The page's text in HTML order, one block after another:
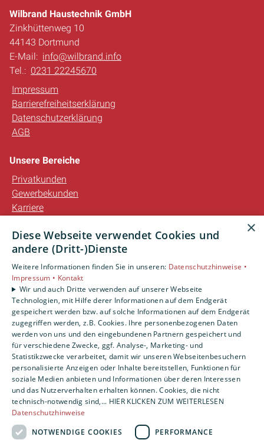
Wilbrand Haustechnik GmbH
Zinkhüttenweg 10
44143 Dortmund
E-Mail: info@wilbrand.info
Tel.: 0231 22245670
Impressum
Barrierefreiheitserklärung
Datenschutzerklärung
AGB
Unsere Bereiche
Privatkunden
Gewerbekunden
Karriere
Kontakt
×
Diese Webseite verwendet Cookies und
andere (Dritt-)Dienste
Weitere Informationen finden Sie in unseren: Datenschutzhinweise •
Impressum • Kontakt
Wir und auch Dritte verwenden auf unserer Webseite
Technologien, mit Hilfe derer Informationen auf dem Endgerät
gespeichert werden bzw. auf solche Informationen auf dem Endgerät
zugegriffen werden, z.B. Cookies. Ihre personenbezogenen Daten
werden von uns und den eingebundenen Partnern gespeichert und
für verschiedene Zwecke, ggf. Analyse-, Marketing- und
Statistikzwecke verarbeitet, damit wir unseren Webseitenbesuchern
personalisierte Anzeigen oder Inhalte bereitstellen, Funktionen für
soziale Medien anbieten und Informationen über deren Interessen
und das Nutzerverhalten erhalten können. Cookies, die nicht
technisch-notwendig sind,... HIER KLICKEN ZUM WEITERLESEN
Datenschutzhinweise
NOTWENDIGE COOKIES
PERFORMANCE